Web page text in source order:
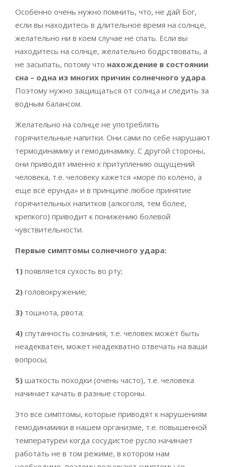
Особенно очень нужно помнить, что, не дай Бог,
если вы находитесь в длительное время на солнце,
желательно ни в коем случае не спать. Если вы
находитесь на солнце, желательно бодрствовать, а
не засыпать, потому что нахождение в состоянии
сна – одна из многих причин солнечного удара.
Поэтому нужно защищаться от солнца и следить за
водным балансом.
Желательно на солнце не употреблять
горячительные напитки. Они сами по себе нарушают
термодинамику и гемодинамику. С другой стороны,
они приводят именно к притуплению ощущений
человека, т.е. человеку кажется «море по колено, а
еще всё ерунда» и в принципе любое принятие
горячительных напитков (алкоголя, тем более,
крепкого) приводит к понижению болевой
чувствительности.
Первые симптомы солнечного удара:
1) появляется сухость во рту;
2) головокружение;
3) тошнота, рвота;
4) спутанность сознания, т.е. человек может быть
неадекватен, может неадекватно отвечать на ваши
вопросы;
5) шаткость походки (очень часто), т.е. человека
начинает качать в разные стороны.
Это все симптомы, которые приводят к нарушениям
гемодинамики в нашем организме, т.е. повышенной
температуреи когда сосудистое русло начинает
работать не в том режиме, в котором нам